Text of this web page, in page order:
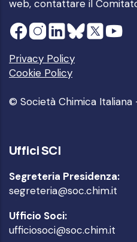
web, contattare il
Privacy Policy
Cookie Policy
© Società Chimica Italiana
Uffici SCI
Segreteria Presidenza:
segreteria@soc.chim.it
Ufficio Soci:
ufficiosoci@soc.chim.it